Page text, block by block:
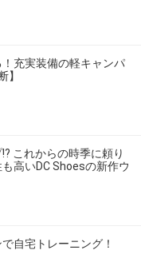
充実装備の軽キャンパ
】
これからの時季に頼り
高いDC Shoesの新作ウ
自宅トレーニング！